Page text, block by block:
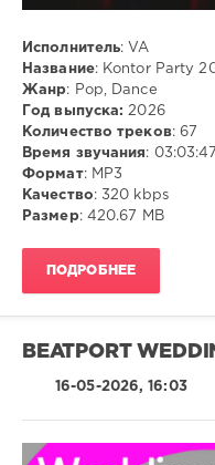
Исполнитель: VA
Название: Kontor Party
Жанр: Pop, Dance
Год выпуска: 2026
Количество треков: 67
Время звучания: 03:03:47
Формат: MP3
Качество: 320 kbps
Размер: 420.67 MB
ПОДРОБНЕЕ
BEATPORT
16-05-2026, 16:03